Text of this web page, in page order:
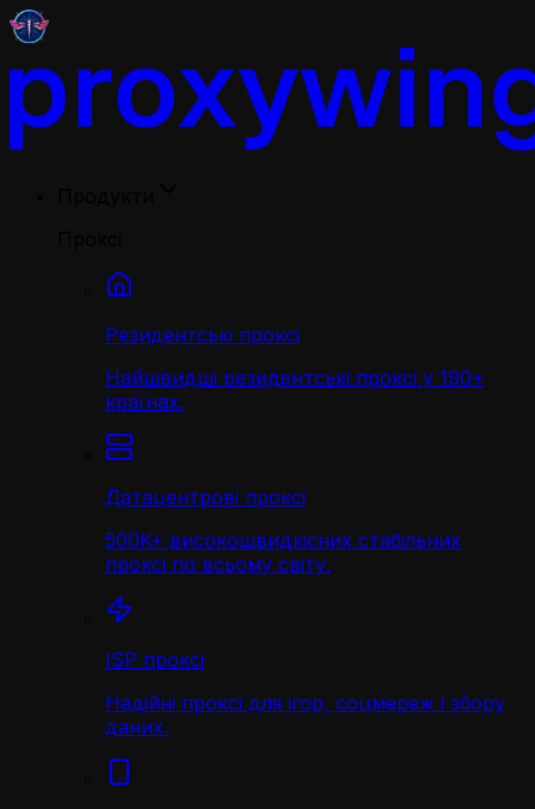
Резидентські проксі
Найшвидші резидентські проксі у 190+
країнах.
Датацентрові проксі
500K+ високошвидкісних стабільних
проксі по всьому світу.
ISP проксі
Надійні проксі для ігор, соцмереж і збору
даних.